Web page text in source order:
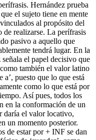
Hernández prueba
el sujeto tiene en mente
al propósito del
de realizarse. La perífrasis
pasivo a aquello que
tendrá lugar. En la
el papel decisivo que
también el valor latino
a’, puesto que lo que está
como lo que está por
Así pues, todos los
en la conformación de un
daría el valor locativo,
un momento posterior.
de estar por+ INF se dan